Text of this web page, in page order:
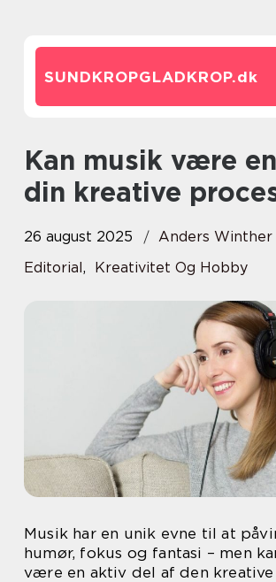
SUNDKROPGLADKROP.dk
Kan musik være en del af
din kreative
26 august 2025
Anders Winther
Editorial, Kreativitet Og Hobby
Musik har en unik evne til at
humør, fokus og fantasi – men
være en aktiv del af den kreative